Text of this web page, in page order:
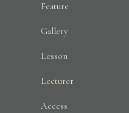
Feature
Gallery
Lesson
Lecturer
Access